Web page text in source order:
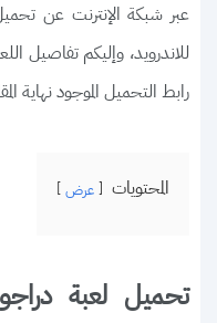
للاندرويد، وإليكم تفاصيل
رابط التحميل الموجود نهاية
المحتويات عرض
تحميل لعبة